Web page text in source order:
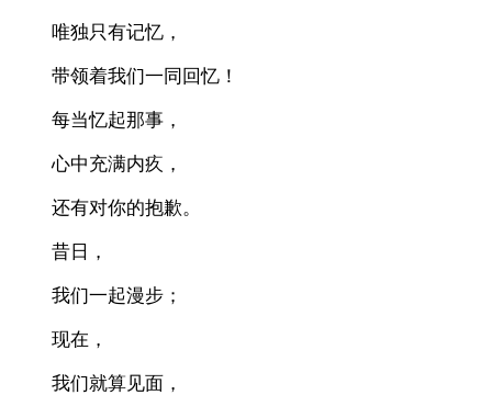
唯独只有记忆，
带领着我们一同回忆！
每当忆起那事，
心中充满内疚，
还有对你的抱歉。
昔日，
我们一起漫步；
现在，
我们就算见面，